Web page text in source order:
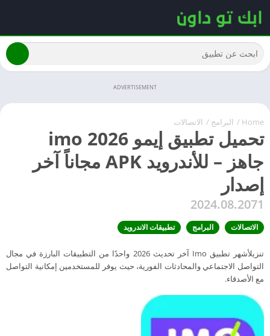
ADVERTISEMENT
Home
/ البرامج / الاتصالات
تحميل تطبيق إيمو imo 2026
جاهز – للأندرويد APK مجاناً آخر
إصدار
2024.08.2071
الاتصالات البرامج تطبيقات الاندرويد
تنزيلأشهر تطبيق Imo آخر تحديث 2026 واحدًا من التطبيقات البارزة في مجال
التواصل الاجتماعي والمحادثات الفورية، حيث يوفر للمستخدمين إمكانية التواصل
مع الأصدقاء.